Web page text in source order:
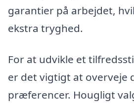
garantier på arbejdet,
ekstra tryghed.
For at udvikle et
er det vigtigt at overveje
præferencer. Hougligt